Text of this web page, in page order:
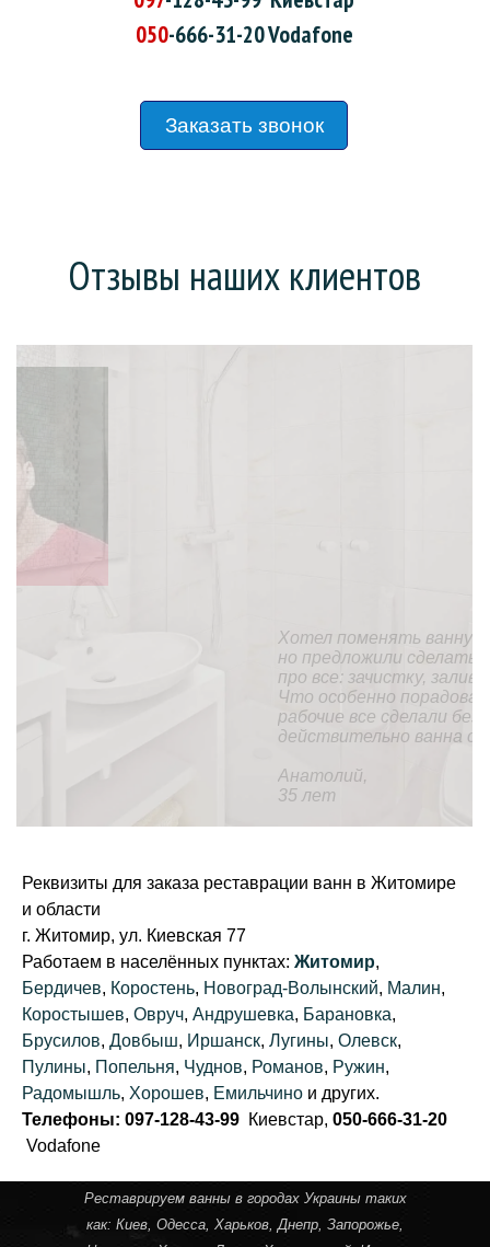
050-666-31-20Vodafone
Заказать звонок
Отзывы наших клиентов
Хотел поменять ванну (она у нас еще советская),
но предложили сделать «наливную ванну». На все
про все: зачистку, заливку и высыхание ушел день.
Что особенно порадовало, так это то, что
рабочие все сделали без мусора и пыли. В целом,
действительно ванна стала, как новая.
Реквизиты для заказа реставрации ванн в Житомире
и области
г. Житомир, ул. Киевская 77
Работаем в населённых пунктах: Житомир,
Бердичев, Коростень, Новоград-Волынский, Малин,
Коростышев, Овруч, Андрушевка, Барановка,
Брусилов, Довбыш, Иршанск, Лугины, Олевск,
Пулины, Попельня, Чуднов, Романов, Ружин,
Радомышль, Хорошев, Емильчино и других.
Телефоны: 097-128-43-99 Киевстар, 050-666-31-20
Vodafone
Реставрируем ванны в городах Украины таких
как: Киев, Одесса, Харьков,Днепр, Запорожье,